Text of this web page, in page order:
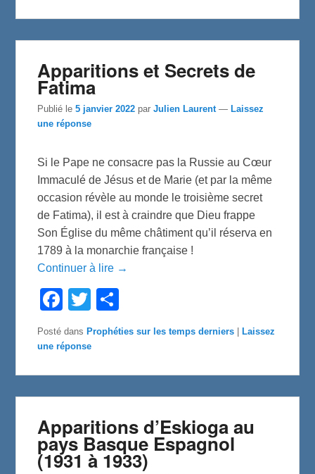
k
r
Apparitions et Secrets de
Fatima
Publié le5 janvier 2022 parJulien Laurent — Laissez
une réponse
Si le Pape ne consacre pas la Russie au Cœur
Immaculé de Jésus et de Marie (et par la même
occasion révèle au monde le troisième secret
de Fatima), il est à craindre que Dieu frappe
Son Église du même châtiment qu’il réserva en
1789 à la monarchie française !
Continuer à lire →
F
e
b
o
k
T
t
t
e
t
a
r
Posté dans Prophéties sur les temps derniers
Laissez
une réponse
Apparitions d’Eskioga au
pays Basque Espagnol
(1931 à 1933)